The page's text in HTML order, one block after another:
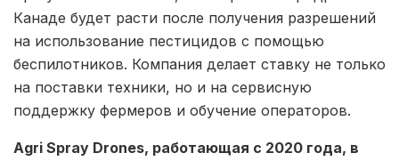
Канаде будет расти после получения разрешений
на использование пестицидов с помощью
беспилотников. Компания делает ставку не только
на поставки техники, но и на сервисную
поддержку фермеров и обучение операторов.
Agri Spray Drones, работающая с 2020 года, в